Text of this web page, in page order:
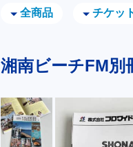
全商品 チケッ
湘南ビーチFM別